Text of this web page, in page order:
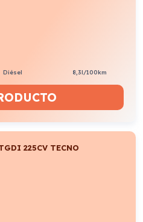
Diésel 8,3l/100km
225CV TECNO